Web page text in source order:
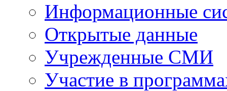
Информационные
Открытые данные
Учрежденные СМИ
Участие в